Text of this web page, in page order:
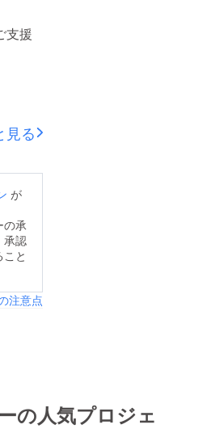
支援
見る
が
の承
承認
と
注意点
の人気プロジェ